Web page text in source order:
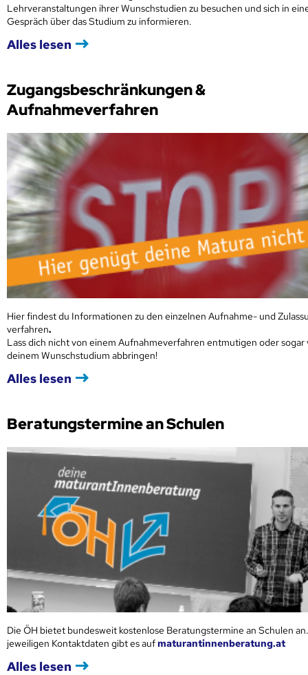
Lehrveranstaltungen ihrer Wunschstudien zu besuchen und sich in
Gespräch über das Studium zu informieren.
Alles lesen
Zugangsbeschränkungen &
Aufnahmeverfahren
Hier findest du Informationen zu den einzelnen Aufnahme- und
verfahren.
Lass dich nicht von einem Aufnahmeverfahren entmutigen oder sogar
deinem Wunschstudium abbringen!
Alles lesen
Beratungstermine an Schulen
Die ÖH bietet bundesweit kostenlose Beratungstermine an Schulen
jeweiligen Kontaktdaten gibt es aufmaturantinnenberatung.at
Alles lesen